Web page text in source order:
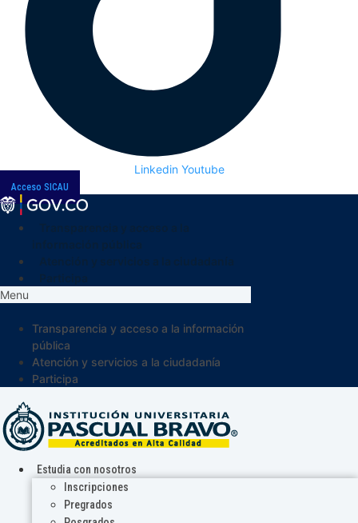
Linkedin Youtube
Acceso SICAU
Menu
Transparencia y acceso a la información
pública
Atención y servicios a la ciudadanía
Participa
Estudia con nosotros
Inscripciones
Pregrados